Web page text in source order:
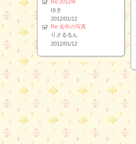
Re:2012年
ゆき
2012/01/12
Re:去年の写真
りさるるん
2012/01/12